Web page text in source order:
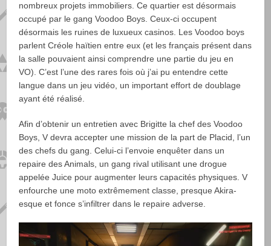
nombreux projets immobiliers. Ce quartier est désormais
occupé par le gang Voodoo Boys. Ceux-ci occupent
désormais les ruines de luxueux casinos. Les Voodoo boys
parlent Créole haïtien entre eux (et les français présent dans
la salle pouvaient ainsi comprendre une partie du jeu en
VO). C’est l’une des rares fois où j’ai pu entendre cette
langue dans un jeu vidéo, un important effort de doublage
ayant été réalisé.
Afin d’obtenir un entretien avec Brigitte la chef des Voodoo
Boys, V devra accepter une mission de la part de Placid, l’un
des chefs du gang. Celui-ci l’envoie enquêter dans un
repaire des Animals, un gang rival utilisant une drogue
appelée Juice pour augmenter leurs capacités physiques. V
enfourche une moto extrêmement classe, presque Akira-
esque et fonce s’infiltrer dans le repaire adverse.